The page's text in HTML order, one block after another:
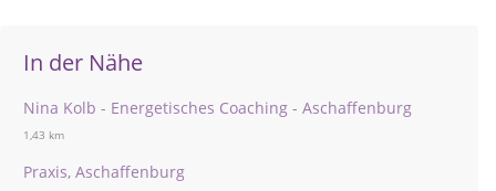
In der Nähe
Nina Kolb - Energetisches Coaching - Aschaffenburg
1,43 km
Praxis, Aschaffenburg